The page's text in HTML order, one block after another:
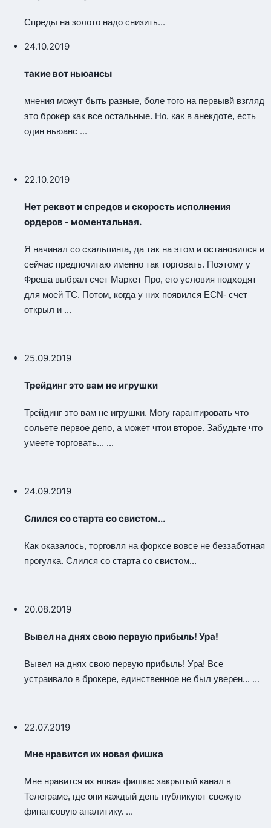
Спреды на золото надо снизить...
24.10.2019
такие вот ньюансы
мнения можут быть разные, боле того на первывй взгляд
это брокер как все остальные. Но, как в анекдоте, есть
один ньюанс ...
22.10.2019
Нет реквот и спредов и скорость исполнения
ордеров - моментальная.
Я начинал со скальпинга, да так на этом и остановился и
сейчас предпочитаю именно так торговать. Поэтому у
Фреша выбрал счет Маркет Про, его условия подходят
для моей ТС. Потом, когда у них появился ECN- счет
открыл и ...
25.09.2019
Трейдинг это вам не игрушки
Трейдинг это вам не игрушки. Могу гарантировать что
сольете первое депо, а может чтои второе. Забудьте что
умеете торговать... ...
24.09.2019
Слился со старта со свистом...
Как оказалось, торговля на форксе вовсе не беззаботная
прогулка. Слился со старта со свистом...
20.08.2019
Вывел на днях свою первую прибыль! Ура!
Вывел на днях свою первую прибыль! Ура! Все
устраивало в брокере, единственное не был уверен... ...
22.07.2019
Мне нравится их новая фишка
Мне нравится их новая фишка: закрытый канал в
Телеграме, где они каждый день публикуют свежую
финансовую аналитику. ...